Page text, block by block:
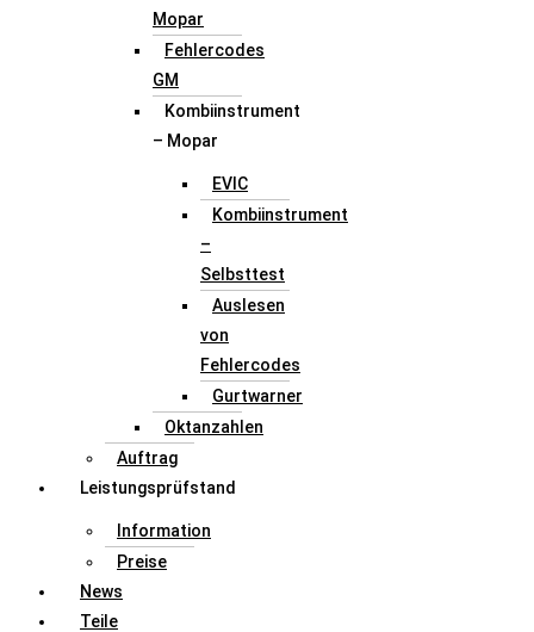
Mopar
Fehlercodes
GM
Kombiinstrument
– Mopar
EVIC
Kombiinstrument
–
Selbsttest
Auslesen
von
Fehlercodes
Gurtwarner
Oktanzahlen
Auftrag
Leistungsprüfstand
Information
Preise
News
Teile